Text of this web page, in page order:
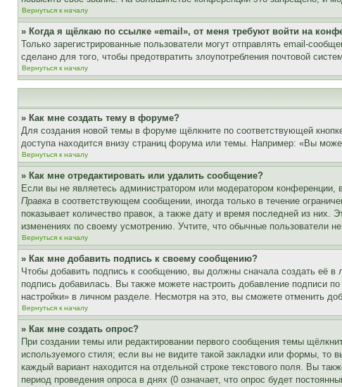
Вернуться к началу
» Когда я щёлкаю по ссылке «email», от меня требуют войти на
Только зарегистрированные пользователи могут отправлять email-
сделано для того, чтобы предотвратить злоупотребления почтовой
Вернуться к началу
» Как мне создать тему в форуме?
Для создания новой темы в форуме щёлкните по соответствующей
доступа находится внизу страниц форума или темы. Например: «Вы
Вернуться к началу
» Как мне отредактировать или удалить сообщение?
Если вы не являетесь администратором или модератором
Правка в соответствующем сообщении, иногда только в течение
показывает количество правок, а также дату и время последней из
изменениях по своему усмотрению. Учтите, что обычные пользователи
Вернуться к началу
» Как мне добавить подпись к своему сообщению?
Чтобы добавить подпись к сообщению, вы должны сначала создать её
подпись добавилась. Вы также можете настроить добавление подписи
настройки» в личном разделе. Несмотря на это, вы сможете отменить
Вернуться к началу
» Как мне создать опрос?
При создании темы или редактировании первого сообщения темы
используемого стиля; если вы не видите такой закладки или формы, то
каждый вариант находится на отдельной строке текстового поля. Вы
период проведения опроса в днях (0 означает, что опрос будет